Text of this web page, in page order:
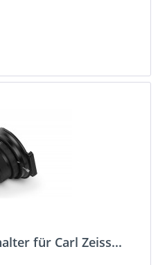
für Carl Zeiss...